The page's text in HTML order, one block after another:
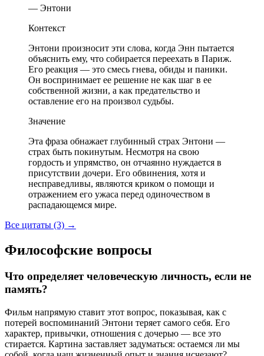
— Энтони
Контекст
Энтони произносит эти слова, когда Энн пытается
объяснить ему, что собирается переехать в Париж.
Его реакция — это смесь гнева, обиды и паники.
Он воспринимает ее решение не как шаг в ее
собственной жизни, а как предательство и
оставление его на произвол судьбы.
Значение
Эта фраза обнажает глубинный страх Энтони —
страх быть покинутым. Несмотря на свою
гордость и упрямство, он отчаянно нуждается в
присутствии дочери. Его обвинения, хотя и
несправедливы, являются криком о помощи и
отражением его ужаса перед одиночеством в
распадающемся мире.
Все цитаты (3) →
Философские вопросы
Что определяет человеческую личность, если не
память?
Фильм напрямую ставит этот вопрос, показывая, как с
потерей воспоминаний Энтони теряет самого себя. Его
характер, привычки, отношения с дочерью — все это
стирается. Картина заставляет задуматься: остаемся ли мы